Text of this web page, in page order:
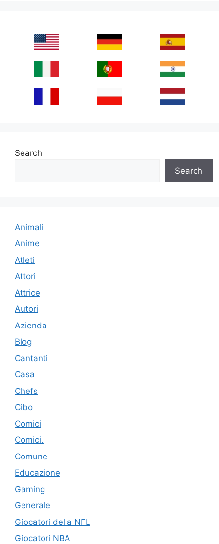
Search
Search
Animali
Anime
Atleti
Attori
Attrice
Autori
Azienda
Blog
Cantanti
Casa
Chefs
Cibo
Comici
Comici.
Comune
Educazione
Gaming
Generale
Giocatori della NFL
Giocatori NBA